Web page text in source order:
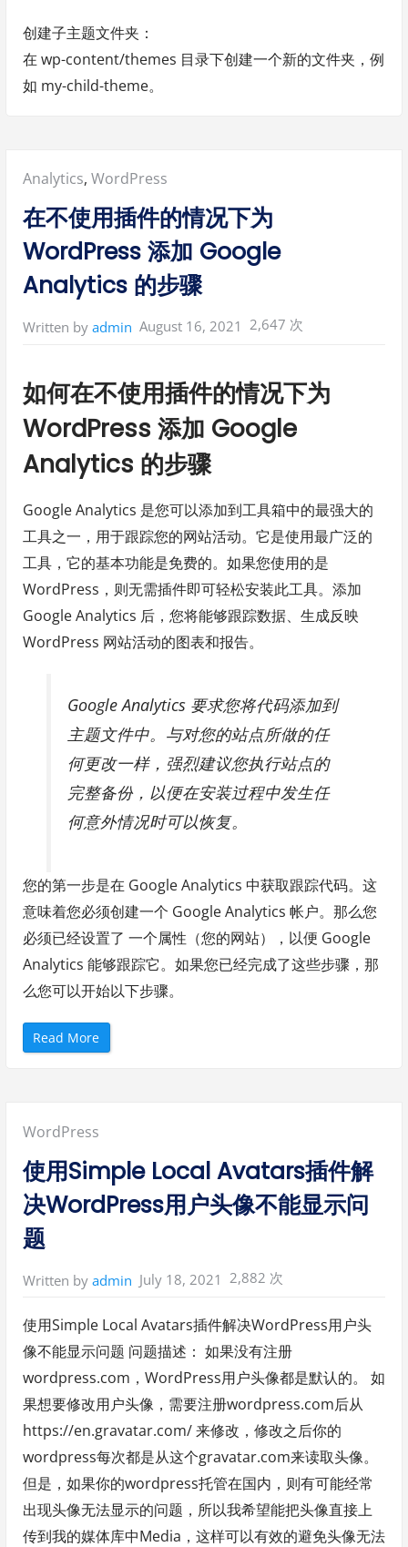
创建子主题文件夹：
在 wp-content/themes 目录下创建一个新的文件夹，例
如 my-child-theme。
Posted
in:
Analytics, WordPress
在不使用插件的情况下为
WordPress 添加 Google
Analytics 的步骤
Written by admin August 16, 2021 2,647 次
如何在不使用插件的情况下为
WordPress 添加 Google
Analytics 的步骤
Google Analytics 是您可以添加到工具箱中的最强大的
工具之一，用于跟踪您的网站活动。它是使用最广泛的
工具，它的基本功能是免费的。如果您使用的是
WordPress，则无需插件即可轻松安装此工具。添加
Google Analytics 后，您将能够跟踪数据、生成反映
WordPress 网站活动的图表和报告。
Google Analytics 要求您将代码添加到
主题文件中。与对您的站点所做的任
何更改一样，强烈建议您执行站点的
完整备份，以便在安装过程中发生任
何意外情况时可以恢复。
您的第一步是在 Google Analytics 中获取跟踪代码。这
意味着您必须创建一个 Google Analytics 帐户。那么您
必须已经设置了 一个属性（您的网站），以便 Google
Analytics 能够跟踪它。如果您已经完成了这些步骤，那
么您可以开始以下步骤。
Read More“
在
为
W
o
r
d
s
添
o
o
g
l
A
a
l
y
t
i
c
s
的
骤
”
Posted
in:
WordPress
使用Simple Local Avatars插件解
决WordPress用户头像不能显示问
题
Written by admin July 18, 2021 2,882 次
使用Simple Local Avatars插件解决WordPress用户头
像不能显示问题 问题描述： 如果没有注册
wordpress.com，WordPress用户头像都是默认的。 如
果想要修改用户头像，需要注册wordpress.com后从
https://en.gravatar.com/ 来修改，修改之后你的
wordpress每次都是从这个gravatar.com来读取头像。
但是，如果你的wordpress托管在国内，则有可能经常
出现头像无法显示的问题，所以我希望能把头像直接上
传到我的媒体库中Media，这样可以有效的避免头像无法